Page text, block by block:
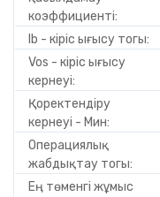
коэффициенті:
Ib - кіріс ығысу тогы:
Vos - кіріс ығысу
кернеуі:
Қоректендіру
кернеуі - Мин:
Операциялық
жабдықтау тогы:
Ең төменгі жұмыс